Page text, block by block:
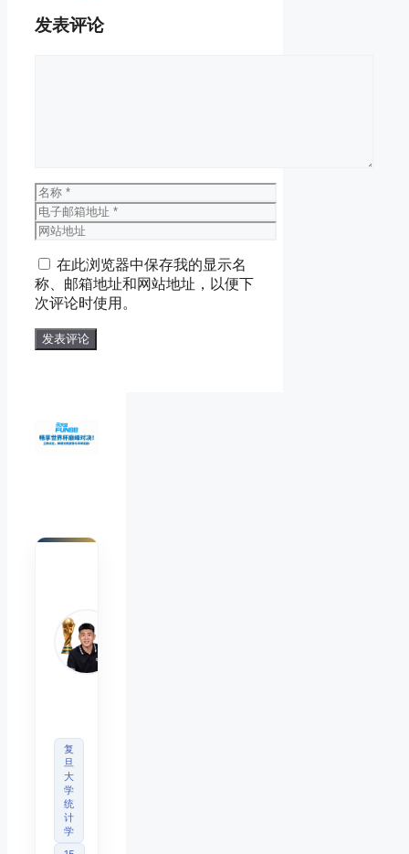
发表评论
名
称
电
子
箱
地
址
网
地
址
在此浏览器中保存我的显示名
称、邮箱地址和网站地址，以便下
次评论时使用。
复
旦
大
学
统
计
学